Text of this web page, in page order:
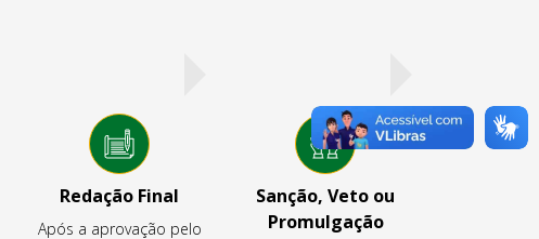
Redação Final
Após a aprovação pelo
Sanção, Veto ou
Promulgação